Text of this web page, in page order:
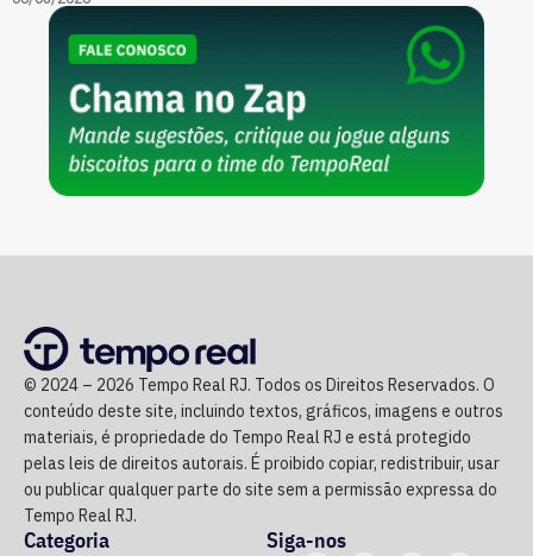
© 2024 – 2026 Tempo Real RJ. Todos os Direitos Reservados. O
conteúdo deste site, incluindo textos, gráficos, imagens e outros
materiais, é propriedade do Tempo Real RJ e está protegido
pelas leis de direitos autorais. É proibido copiar, redistribuir, usar
ou publicar qualquer parte do site sem a permissão expressa do
Tempo Real RJ.
Categoria Siga-nos